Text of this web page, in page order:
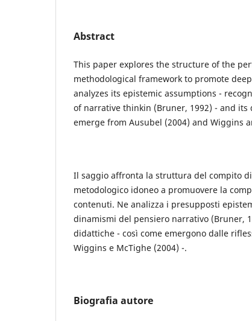
Abstract
This paper explores the structure of the
methodological framework to promote
analyzes its epistemic assumptions -
of narrative thinkin (Bruner, 1992) - and its
emerge from Ausubel (2004) and Wiggins
Il saggio affronta la struttura del compito
metodologico idoneo a promuovere la
contenuti. Ne analizza i presupposti
dinamismi del pensiero narrativo (Bruner,
didattiche - così come emergono dalle
Wiggins e McTighe (2004) -.
Biografia autore